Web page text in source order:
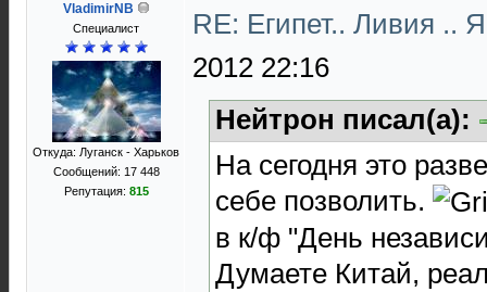
VladimirNB
Специалист
Откуда: Луганск - Харьков
Сообщений: 17 448
Репутация: 815
RE: Египет.. Ливия ..
2012 22:16
Нейтрон писал(а):
На сегодня это
себе позволить.
в к/ф "День
Думаете Китай,